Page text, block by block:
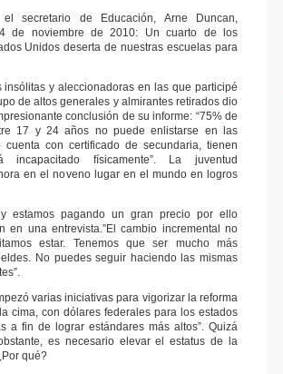
secretario de Educación, Arne Duncan,
de noviembre de 2010: Un cuarto de los
Unidos deserta de nuestras escuelas para
y aleccionadoras en las que participé
de altos generales y almirantes retirados dio
conclusión de su informe: “75% de
17 y 24 años no puede enlistarse en las
cuenta con certificado de secundaria, tienen
físicamente”. La juventud
en el noveno lugar en el mundo en logros
estamos pagando un gran precio por ello
en una entrevista.”El cambio incremental no
estar. Tenemos que ser mucho más
No puedes seguir haciendo las mismas
varias iniciativas para vigorizar la reforma
cima, con dólares federales para los estados
a fin de lograr estándares más altos”. Quizá
es necesario elevar el estatus de la
qué?